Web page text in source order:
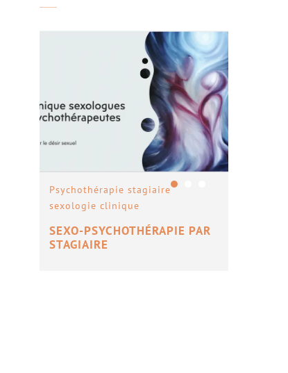
Psychothérapie stagiaire
sexologie clinique
SEXO-PSYCHOTHÉRAPIE PAR
STAGIAIRE